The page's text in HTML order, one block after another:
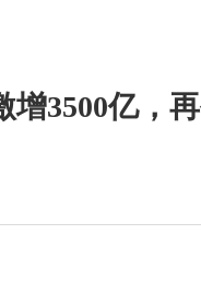
增3500亿，